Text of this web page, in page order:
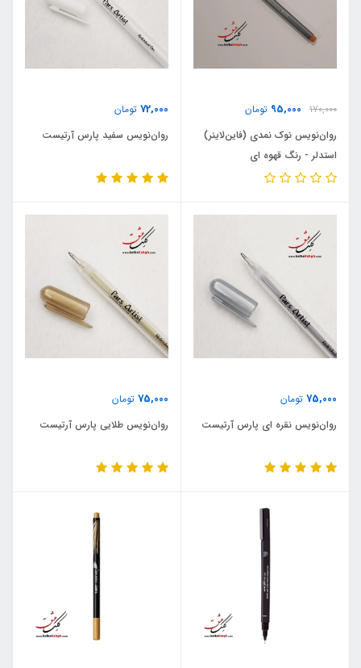
170,000
95,000 تومان
روان‌نویس نوک نمدی (فاین‌لاینر)
استدلر - رنگ قهوه ای
72,000 تومان
روان‌نویس سفید پارس آرتیست
75,000 تومان
روان‌نویس نقره ای پارس آرتیست
75,000 تومان
روان‌نویس طلایی پارس آرتیست